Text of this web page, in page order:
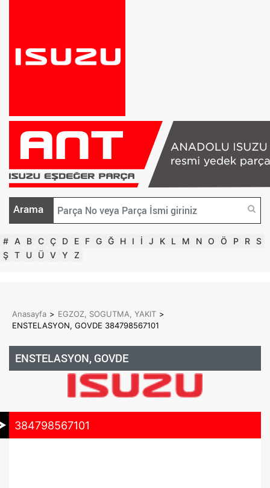
Arama
# A B C Ç D E F G Ğ H I İ J K L M N O Ö P R S
Ş T U Ü V Y Z
Anasayfa > EGZOZ, SOGUTMA, YAKIT >
ENSTELASYON, GOVDE 384798567101
ENSTELASYON, GOVDE
384798567101